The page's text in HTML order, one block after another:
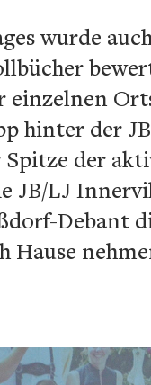
wurde
hinter der
der
JB/LJ
Debant
Hause